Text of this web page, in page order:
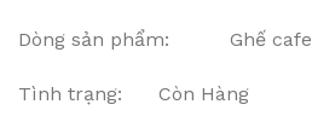
Dòng sản phẩm: Ghế cafe
Tình trạng: Còn Hàng